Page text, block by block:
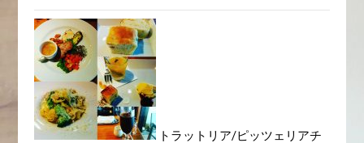
トラットリア/ピッツェリアチ